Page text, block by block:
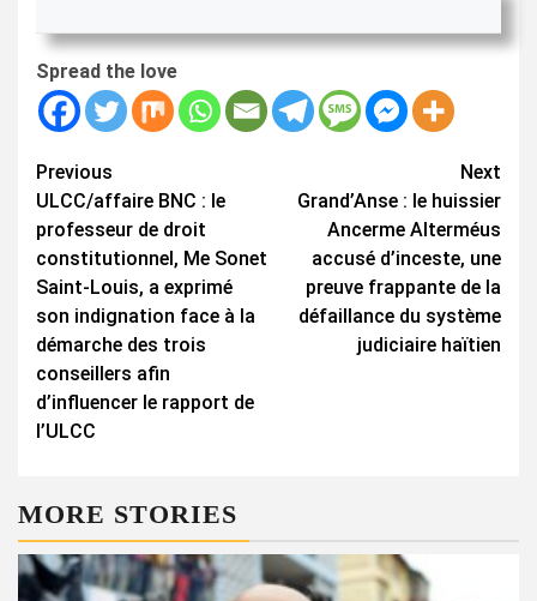
Spread the love
Continue
Reading
Previous
ULCC/affaire BNC : le
professeur de droit
constitutionnel, Me Sonet
Saint-Louis, a exprimé
son indignation face à la
démarche des trois
conseillers afin
d’influencer le rapport de
l’ULCC
Next
Grand’Anse : le huissier
Ancerme Alterméus
accusé d’inceste, une
preuve frappante de la
défaillance du système
judiciaire haïtien
MORE STORIES